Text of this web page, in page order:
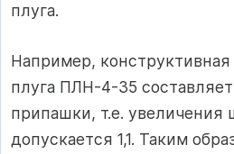
плуга.
Например,
плуга ПЛН-4-35
припашки, т.е. увеличения
допускается 1,1. Таким